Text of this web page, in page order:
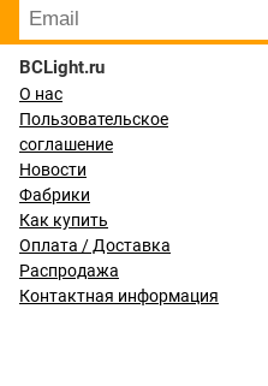
BCLight.ru
О нас
Пользовательское
соглашение
Новости
Фабрики
Как купить
Оплата / Доставка
Распродажа
Контактная информация